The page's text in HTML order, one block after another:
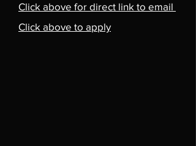
Click above for direct link to email
Click above to apply